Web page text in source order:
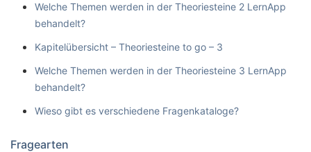
Welche Themen werden in der Theoriesteine 2 LernApp
behandelt?
Kapitelübersicht – Theoriesteine to go – 3
Welche Themen werden in der Theoriesteine 3 LernApp
behandelt?
Wieso gibt es verschiedene Fragenkataloge?
Fragearten